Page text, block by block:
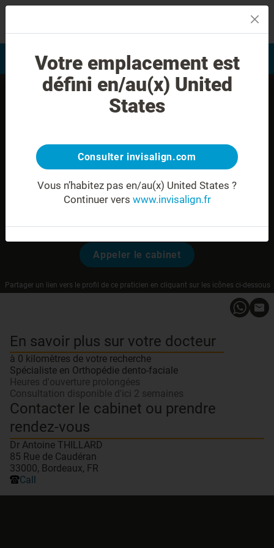
Evaluation du sourire Trouver un praticien
Appeler le cabinet
Partager un lien vers le profil de ce praticien en cliquant sur les icônes ci-dessous
En savoir plus sur votre docteur
à 0 kilomètres de votre recherche
Spécialiste en Orthopédie dento-faciale
Heures d'ouverture prolongées
Consultation disponible d'ici 2 semaines
Contacter le cabinet ou prendre
rendez-vous
Dr Antoine THILLARD
85 Rue de Caudéran
33000, Bordeaux, FR
Call
Votre emplacement est
défini en/au(x) United
States
Consulter invisalign.com
Vous n’habitez pas en/au(x) United States ?
Continuer vers www.invisalign.fr